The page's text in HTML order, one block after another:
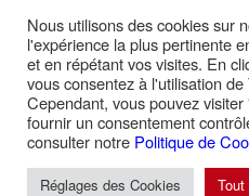
Nous utilisons des cookies sur
l'expérience la plus pertinente
et en répétant vos visites. En
vous consentez à l'utilisation
Cependant, vous pouvez
fournir un consentement
consulter notre Politique de
Réglages des Cookies